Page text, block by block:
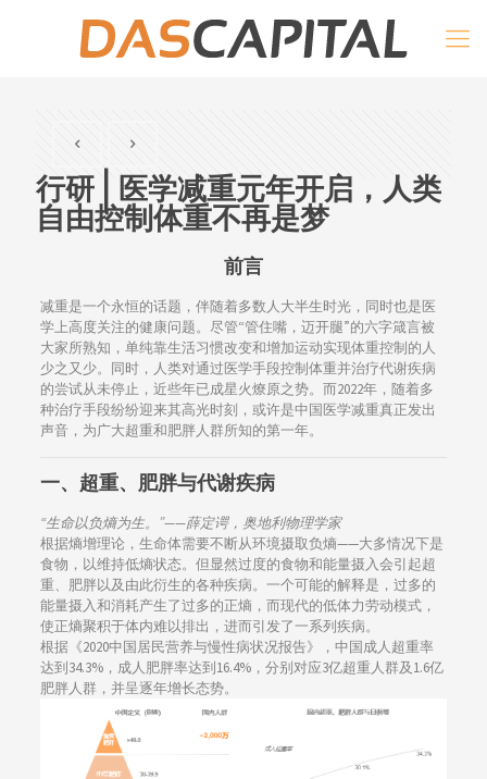
行研 | 医学减重元年开启，人类
自由控制体重不再是梦
前言
减重是一个永恒的话题，伴随着多数人大半生时光，同时也是医
学上高度关注的健康问题。尽管“管住嘴，迈开腿”的六字箴言被
大家所熟知，单纯靠生活习惯改变和增加运动实现体重控制的人
少之又少。同时，人类对通过医学手段控制体重并治疗代谢疾病
的尝试从未停止，近些年已成星火燎原之势。而2022年，随着多
种治疗手段纷纷迎来其高光时刻，或许是中国医学减重真正发出
声音，为广大超重和肥胖人群所知的第一年。
一、超重、肥胖与代谢疾病
“生命以负熵为生。”——薛定谔，奥地利物理学家
根据熵增理论，生命体需要不断从环境摄取负熵——大多情况下是
食物，以维持低熵状态。但显然过度的食物和能量摄入会引起超
重、肥胖以及由此衍生的各种疾病。一个可能的解释是，过多的
能量摄入和消耗产生了过多的正熵，而现代的低体力劳动模式，
使正熵聚积于体内难以排出，进而引发了一系列疾病。
根据《2020中国居民营养与慢性病状况报告》，中国成人超重率
达到34.3%，成人肥胖率达到16.4%，分别对应3亿超重人群及1.6亿
肥胖人群，并呈逐年增长态势。